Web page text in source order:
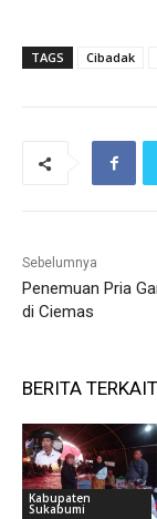
TAGS Cibadak
Sebelumnya
Penemuan Pria
di Ciemas
BERITA TERKAIT
Kabupaten
Sukabumi